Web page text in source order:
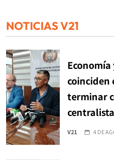
NOTICIAS V21
coinciden
terminar
centralista
V21 4 DE